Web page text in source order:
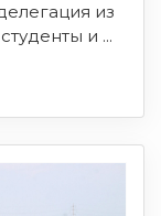
из
и ...